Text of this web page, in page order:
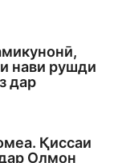
нави рушди
дар
Қиссаи
Олмон